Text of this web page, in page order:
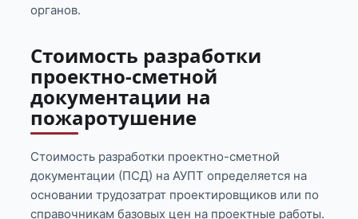
органов.
Стоимость разработки
проектно-сметной
документации на
пожаротушение
Стоимость разработки проектно-сметной
документации (ПСД) на АУПТ определяется на
основании трудозатрат проектировщиков или по
справочникам базовых цен на проектные работы.